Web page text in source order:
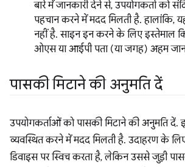
बारे में जानकारी देने से, उपयोगकर्ता को
पहचान करने में मदद मिलती है. हालांकि,
नहीं है. साइन इन करने के लिए इस्तेमाल
ओएस या आईपी पता (या जगह) अहम
पासकी मिटाने की अनुमति दें
उपयोगकर्ताओं को पासकी मिटाने की अनुमति दें.
व्यवस्थित करने में मदद मिलती है. उदाहरण के
डिवाइस पर स्विच करता है, लेकिन उससे जुड़ी